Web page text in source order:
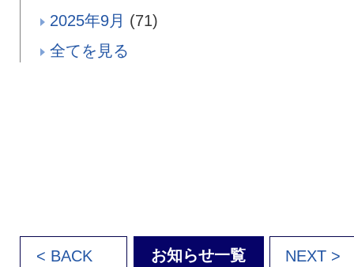
2025年9月 (71)
全てを見る
< BACK お知らせ一覧 NEXT >